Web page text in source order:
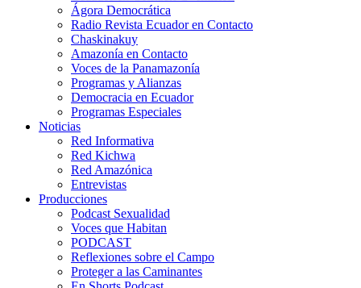
Ágora Democrática
Radio Revista Ecuador en Contacto
Chaskinakuy
Amazonía en Contacto
Voces de la Panamazonía
Programas y Alianzas
Democracia en Ecuador
Programas Especiales
Noticias
Red Informativa
Red Kichwa
Red Amazónica
Entrevistas
Producciones
Podcast Sexualidad
Voces que Habitan
PODCAST
Reflexiones sobre el Campo
Proteger a las Caminantes